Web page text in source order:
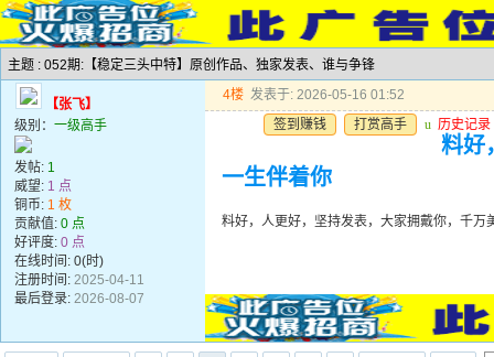
主题 : 052期:【稳定三头中特】原创作品、独家发表、谁与争锋
【张飞】
级别： 一级高手
发帖: 1
威望: 1 点
铜币: 1 枚
贡献值: 0 点
好评度: 0 点
在线时间: 0(时)
注册时间: 2025-04-11
最后登录: 2026-08-07
4楼 发表于: 2026-05-16 01:52
签到赚钱
打赏高手 u 历史记录
料好
一生伴着你
料好，人更好，坚持发表，大家拥戴你，千万